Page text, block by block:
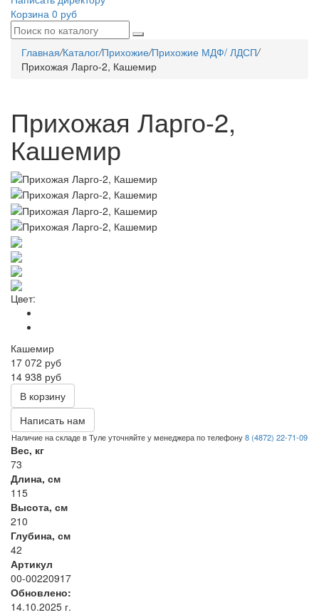
Корзина 0 руб
Главная/Каталог/Прихожие/Прихожие МДФ/ ЛДСП/
Прихожая Ларго-2, Кашемир
Прихожая Ларго-2,
Кашемир
Цвет:
Кашемир
17 072 руб
14 938 руб
В корзину
Написать нам
Наличие на складе в Туле уточняйте у менеджера по телефону8 (4872) 22-71-09
Вес, кг
73
Длина, см
115
Высота, см
210
Глубина, см
42
Артикул
00-00220917
Обновлено:
14.10.2025 г.